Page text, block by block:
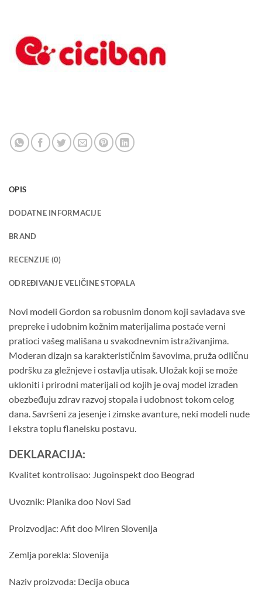
OPIS
DODATNE INFORMACIJE
BRAND
RECENZIJE (0)
ODREĐIVANJE VELIČINE STOPALA
Novi modeli Gordon sa robusnim đonom koji savladava sve
prepreke i udobnim kožnim materijalima postaće verni
pratioci vašeg mališana u svakodnevnim istraživanjima.
Moderan dizajn sa karakterističnim šavovima, pruža odličnu
podršku za gležnjeve i ostavlja utisak. Uložak koji se može
ukloniti i prirodni materijali od kojih je ovaj model izrađen
obezbeđuju zdrav razvoj stopala i udobnost tokom celog
dana. Savršeni za jesenje i zimske avanture, neki modeli nude
i ekstra toplu flanelsku postavu.
DEKLARACIJA:
Kvalitet kontrolisao: Jugoinspekt doo Beograd
Uvoznik: Planika doo Novi Sad
Proizvodjac: Afit doo Miren Slovenija
Zemlja porekla: Slovenija
Naziv proizvoda: Decija obuca